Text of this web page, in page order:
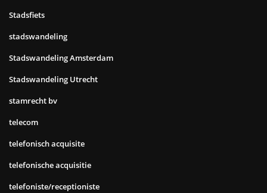
Stadsfiets
stadswandeling
Stadswandeling Amsterdam
Stadswandeling Utrecht
stamrecht bv
telecom
telefonisch acquisite
telefonische acquisitie
telefoniste/receptioniste